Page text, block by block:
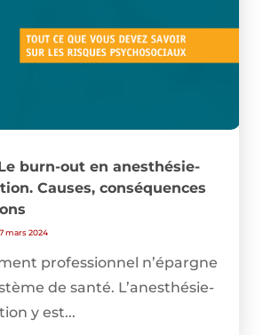
burn-out en anesthésie-
Causes, conséquences
mars 2024
professionnel n’épargne
de santé. L’anesthésie-
y est...